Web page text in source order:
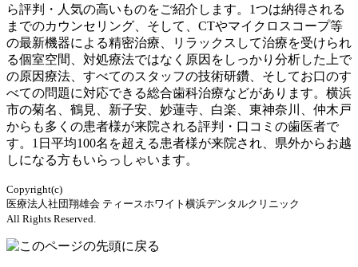
ら評判・人気の高いものをご紹介します。1つは納得される
までのカウンセリング、そして、CTやマイクロスコープ等
の最新機器による精密治療、リラックスして治療を受けられ
る個室空間、対処療法ではなく原因をしっかり分析した上で
の原因療法、すべてのスタッフの技術研鑽、そしてお口のす
べての問題に対応できる総合歯科治療などがあります。横浜
市の菊名、鶴見、新子安、妙蓮寺、白楽、東神奈川、仲木戸
からも多くの患者様が来院される評判・口コミの歯医者で
す。1日平均100名を超える患者様が来院され、県外からお越
しになる方もいらっしゃいます。
Copyright(c)
医療法人社団翔雄会 ティースホワイト横浜デンタルクリニック
All Rights Reserved.